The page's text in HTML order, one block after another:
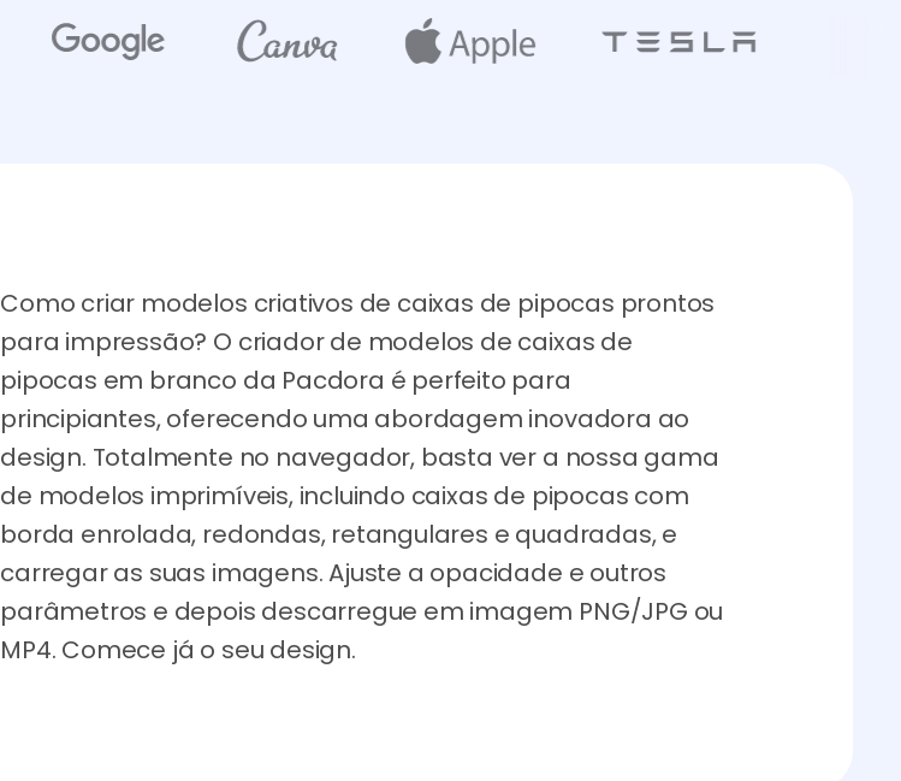
Como criar modelos criativos de caixas de pipocas prontos
para impressão? O criador de modelos de caixas de
pipocas em branco da Pacdora é perfeito para
principiantes, oferecendo uma abordagem inovadora ao
design. Totalmente no navegador, basta ver a nossa gama
de modelos imprimíveis, incluindo caixas de pipocas com
borda enrolada, redondas, retangulares e quadradas, e
carregar as suas imagens. Ajuste a opacidade e outros
parâmetros e depois descarregue em imagem PNG/JPG ou
MP4. Comece já o seu design.